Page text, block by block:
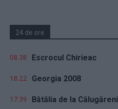
24 de ore
08.38 Escrocul Chirieac
18.22 Georgia 2008
17.39 Bătălia de la Călugăreni